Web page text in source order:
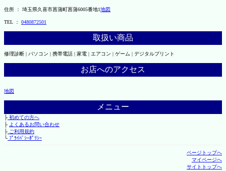
住所 ： 埼玉県久喜市菖蒲町菖蒲6005番地1地図
TEL ： 0480872501
取扱い商品
修理診断 | パソコン | 携帯電話 | 家電 | エアコン | ゲーム | デジタルプリント
お店へのアクセス
地図
メニュー
├初めての方へ
├ よくあるお問い合わせ
├ご利用規約
└ﾌﾟﾗｲﾊﾞｼｰﾎﾟﾘｼｰ
ページトップへ
マイページへ
サイトトップへ